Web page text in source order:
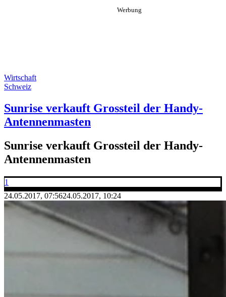
Wirtschaft
Schweiz
Sunrise verkauft Grossteil der Handy-
Antennenmasten
Sunrise verkauft Grossteil der Handy-
Antennenmasten
1
24.05.2017, 07:5624.05.2017, 10:24